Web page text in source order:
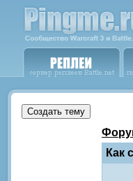
Как